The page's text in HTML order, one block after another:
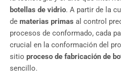
botellas de vidrio. A partir de la
de materias primas al control
procesos de conformado, cada
crucial en la conformación del
sitio proceso de fabricación de
sencillo.